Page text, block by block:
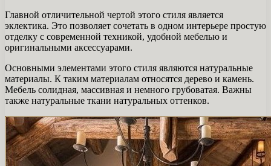
Главной отличительной чертой этого стиля является
эклектика. Это позволяет сочетать в одном интерьере простую
отделку с современной техникой, удобной мебелью и
оригинальными аксессуарами.
Основными элементами этого стиля являются натуральные
материалы. К таким материалам относятся дерево и камень.
Мебель солидная, массивная и немного грубоватая. Важны
также натуральные ткани натуральных оттенков.